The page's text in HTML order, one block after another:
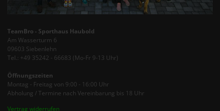
TeamBro - Sporthaus Haubold
Am Wasserturm 6
09603 Siebenlehn
Tel.: +49 35242 - 66683 (Mo-Fr 9-13 Uhr)
Öffnungszeiten
Montag - Freitag von 9:00 - 16:00 Uhr
Abholung / Termine nach Vereinbarung bis 18 Uhr
Vertrag widerrufen